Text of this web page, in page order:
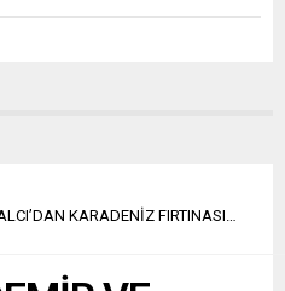
KARADENİZ FIRTINASI…